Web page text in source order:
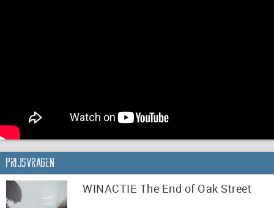
Prijsvragen
WINACTIE The End of Oak Street